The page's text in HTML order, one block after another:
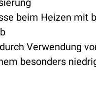
beim Heizen mit
Verwendung
besonders